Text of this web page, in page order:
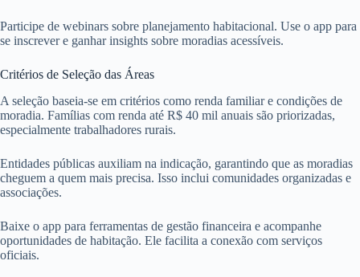
Participe de webinars sobre planejamento habitacional. Use o app para
se inscrever e ganhar insights sobre moradias acessíveis.
Critérios de Seleção das Áreas
A seleção baseia-se em critérios como renda familiar e condições de
moradia. Famílias com renda até R$ 40 mil anuais são priorizadas,
especialmente trabalhadores rurais.
Entidades públicas auxiliam na indicação, garantindo que as moradias
cheguem a quem mais precisa. Isso inclui comunidades organizadas e
associações.
Baixe o app para ferramentas de gestão financeira e acompanhe
oportunidades de habitação. Ele facilita a conexão com serviços
oficiais.